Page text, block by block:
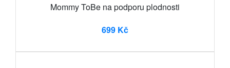
Mommy ToBe na podporu plodnosti
699 Kč